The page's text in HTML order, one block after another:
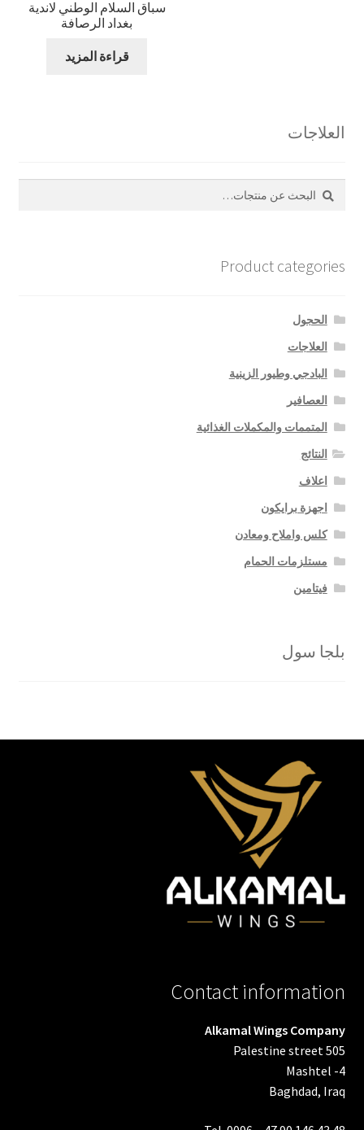
سباق السلام الوطني لاندية
بغداد الرصافة
قراءة المزيد
العلاجات
البحث
عن:
بحث
Product categories
الحجول
العلاجات
البادجي وطيور الزينية
العصافير
المتممات والمكملات الغذائية
النتائج
اعلاف
اجهزة برايكون
كلس واملاح ومعادن
مستلزمات الحمام
فيتامين
بلجا سول
Contact information
Alkamal Wings Company
Palestine street 505
Mashtel -4
Baghdad, Iraq